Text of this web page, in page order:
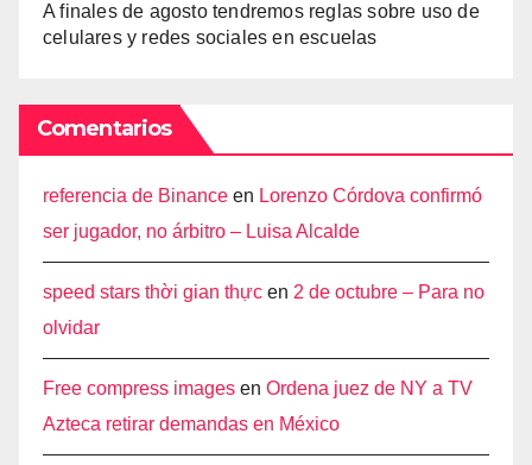
A finales de agosto tendremos reglas sobre uso de
celulares y redes sociales en escuelas
Comentarios
referencia de Binance en Lorenzo Córdova confirmó
ser jugador, no árbitro – Luisa Alcalde
speed stars thời gian thực en 2 de octubre – Para no
olvidar
Free compress images en Ordena juez de NY a TV
Azteca retirar demandas en México